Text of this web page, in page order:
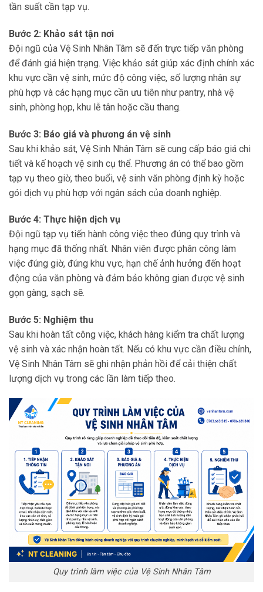
tần suất cần tạp vụ.
Bước 2: Khảo sát tận nơi
Đội ngũ của Vệ Sinh Nhân Tâm sẽ đến trực tiếp văn phòng
để đánh giá hiện trạng. Việc khảo sát giúp xác định chính xác
khu vực cần vệ sinh, mức độ công việc, số lượng nhân sự
phù hợp và các hạng mục cần ưu tiên như pantry, nhà vệ
sinh, phòng họp, khu lễ tân hoặc cầu thang.
Bước 3: Báo giá và phương án vệ sinh
Sau khi khảo sát, Vệ Sinh Nhân Tâm sẽ cung cấp báo giá chi
tiết và kế hoạch vệ sinh cụ thể. Phương án có thể bao gồm
tạp vụ theo giờ, theo buổi, vệ sinh văn phòng định kỳ hoặc
gói dịch vụ phù hợp với ngân sách của doanh nghiệp.
Bước 4: Thực hiện dịch vụ
Đội ngũ tạp vụ tiến hành công việc theo đúng quy trình và
hạng mục đã thống nhất. Nhân viên được phân công làm
việc đúng giờ, đúng khu vực, hạn chế ảnh hưởng đến hoạt
động của văn phòng và đảm bảo không gian được vệ sinh
gọn gàng, sạch sẽ.
Bước 5: Nghiệm thu
Sau khi hoàn tất công việc, khách hàng kiểm tra chất lượng
vệ sinh và xác nhận hoàn tất. Nếu có khu vực cần điều chỉnh,
Vệ Sinh Nhân Tâm sẽ ghi nhận phản hồi để cải thiện chất
lượng dịch vụ trong các lần làm tiếp theo.
Quy trình làm việc của Vệ Sinh Nhân Tâm